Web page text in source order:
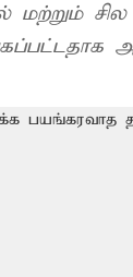
மற்றும்